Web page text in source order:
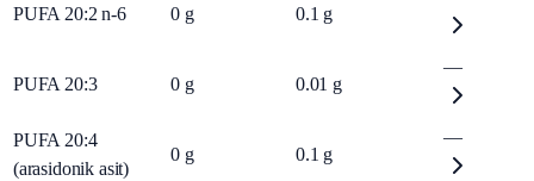
PUFA 20:2 n-6 0 g 0.1 g
PUFA 20:3 0 g 0.01 g
—
PUFA 20:4
(arasidonik asit)
0 g 0.1 g
—